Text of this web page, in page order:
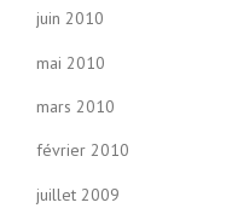
juin 2010
mai 2010
mars 2010
février 2010
juillet 2009